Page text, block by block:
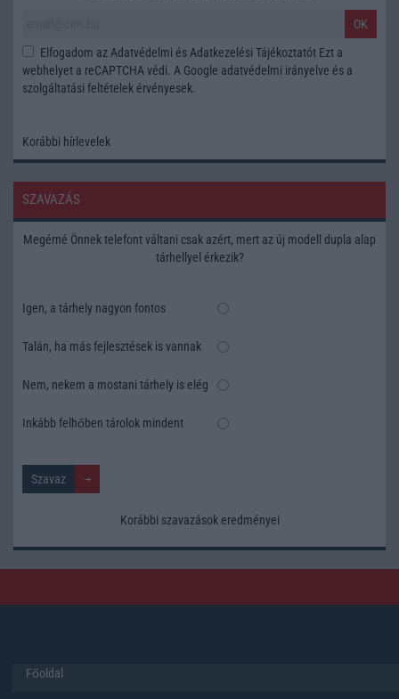
OK
Elfogadom azAdatvédelmi és Adatkezelési Tájékoztatót Ezt a
webhelyet a reCAPTCHA védi. A Google adatvédelmi irányelve és a
szolgáltatási feltételek érvényesek.
Korábbi hírlevelek
SZAVAZÁS
Megérné Önnek telefont váltani csak azért, mert az új modell dupla alap
tárhellyel érkezik?
Igen, a tárhely nagyon fontos
Talán, ha más fejlesztések is vannak
Nem, nekem a mostani tárhely is elég
Inkább felhőben tárolok mindent
Korábbi szavazások eredményei
Főoldal